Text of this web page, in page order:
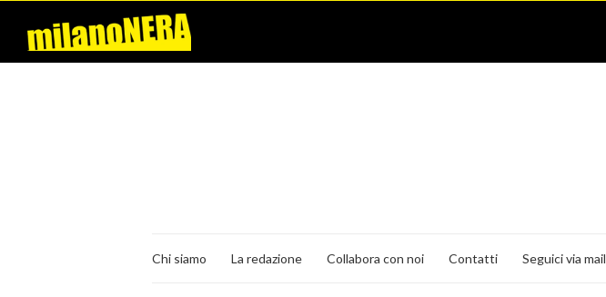
Chi siamo La redazione Collabora con noi Contatti Seguici via mail